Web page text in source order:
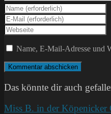
Gib
deinen
Namen
oder
Benutzernamen
zum
Kommentieren
ein
Gib
deine
E-
Mail-
Adresse
zum
Kommentieren
Gib
deine
Website-
ein
(optional)
Name, E-Mail-Adresse und
Das könnte dir auch
Miss B. in der Köpenicker